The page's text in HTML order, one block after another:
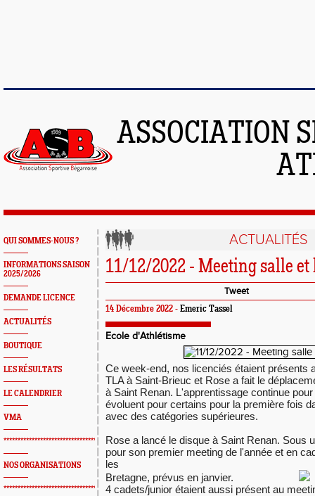
ASSOCIATION
QUI SOMMES-NOUS ?
INFORMATIONS SAISON
2025/2026
DEMANDE LICENCE
ACTUALITÉS
BOUTIQUE
LES RÉSULTATS
LE CALENDRIER
VMA
*************************************************
NOS ORGANISATIONS
*************************************************
ACTUALITÉS
11/12/2022 - Meeting salle et
Tweet
14 Décembre 2022 - Emeric Tassel
Ecole d'Athlétisme
Ce week-end, nos licenciés étaient présents
TLA à Saint-Brieuc et Rose a fait le
à Saint Renan. L'apprentissage continue
évoluent pour certains pour la première fois
avec des catégories supérieures.
Rose a lancé le disque à Saint Renan. Sous
pour son premier meeting de l'année et en
les
Bretagne, prévus en janvier.
4 cadets/junior étaient aussi présent au